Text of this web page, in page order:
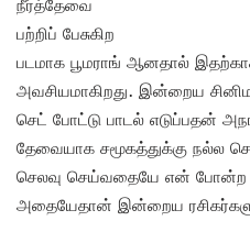
நீர்த்தேவை
பற்றிப் பேசுகிற
படமாக பூமராங் ஆனதால்
அவசியமாகிறது. இன்றைய
செட் போட்டு பாடல் எடுப்பதன்
தேவையாக சமூகத்துக்கு நல்ல
செலவு செய்வதையே என் போன்ற
அதையேதான் இன்றைய